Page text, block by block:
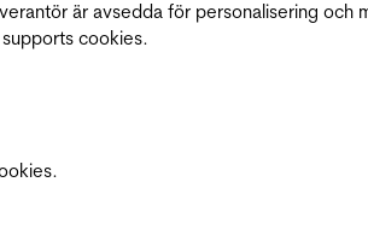
är avsedda för personalisering och
cookies.